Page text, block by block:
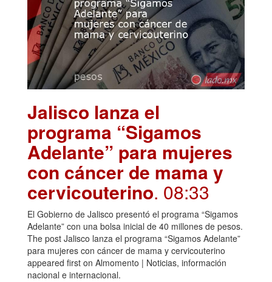
Jalisco lanza el
programa “Sigamos
Adelante” para mujeres
con cáncer de mama y
cervicouterino. 08:33
El Gobierno de Jalisco presentó el programa “Sigamos
Adelante” con una bolsa inicial de 40 millones de pesos.
The post Jalisco lanza el programa “Sigamos Adelante”
para mujeres con cáncer de mama y cervicouterino
appeared first on Almomento | Noticias, información
nacional e internacional.